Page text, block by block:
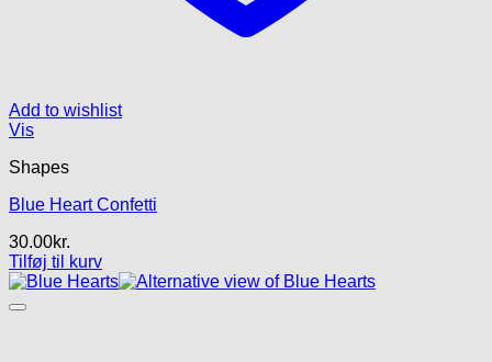
Add to wishlist
Vis
Shapes
Blue Heart Confetti
30.00kr.
Tilføj til kurv